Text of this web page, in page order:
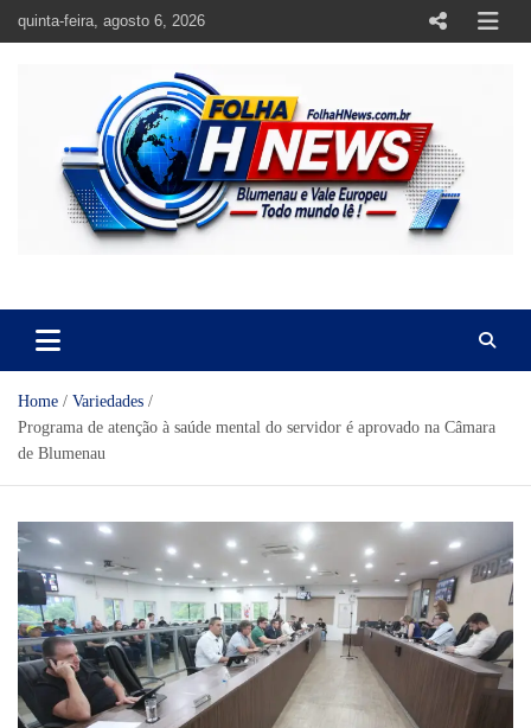
quinta-feira, agosto 6, 2026
Home
Variedades
Programa de atenção à saúde mental do servidor é aprovado na Câmara
de Blumenau